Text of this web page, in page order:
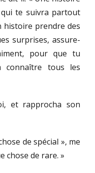
te suivra partout
histoire prendre des
surprises, assure-
pour que tu
tous les
et rapprocha son
de spécial », me
chose de rare. »